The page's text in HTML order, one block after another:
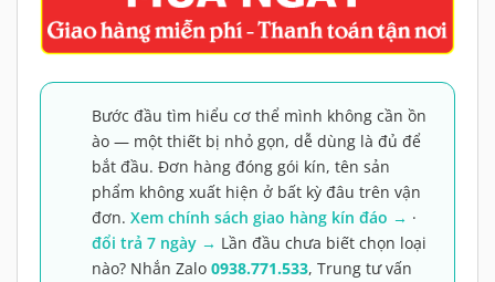
Bước đầu tìm hiểu cơ thể mình không cần ồn
ào — một thiết bị nhỏ gọn, dễ dùng là đủ để
bắt đầu. Đơn hàng đóng gói kín, tên sản
phẩm không xuất hiện ở bất kỳ đâu trên vận
đơn. Xem chính sách giao hàng kín đáo → ·
đổi trả 7 ngày → Lần đầu chưa biết chọn loại
nào? Nhắn Zalo 0938.771.533, Trung tư vấn